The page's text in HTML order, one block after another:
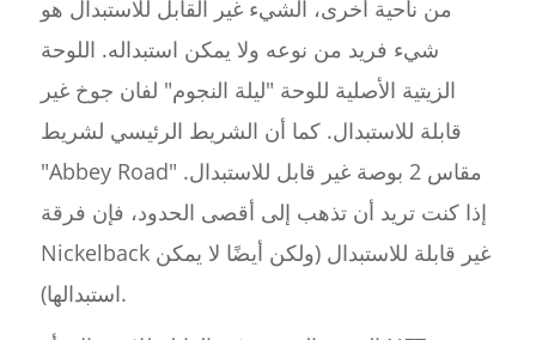
من ناحية أخرى، الشيء غير القابل للاستبدال هو
شيء فريد من نوعه ولا يمكن استبداله. اللوحة
الزيتية الأصلية للوحة "ليلة النجوم" لفان جوخ غير
قابلة للاستبدال. كما أن الشريط الرئيسي لشريط
"Abbey Road" مقاس 2 بوصة غير قابل للاستبدال.
إذا كنت تريد أن تذهب إلى أقصى الحدود، فإن فرقة
Nickelback غير قابلة للاستبدال (ولكن أيضًا لا يمكن
استبدالها).